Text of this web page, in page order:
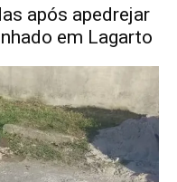
após apedrejar
em Lagarto